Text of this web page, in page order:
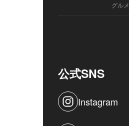
グルメ
公式SNS
Instagram